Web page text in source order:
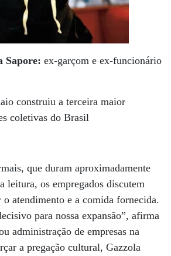
Sapore: ex-garçom e ex-funcionário
construiu a terceira maior
coletivas do Brasil
que duram aproximadamente
leitura, os empregados discutem
atendimento e a comida fornecida.
para nossa expansão”, afirma
administração de empresas na
a pregação cultural, Gazzola